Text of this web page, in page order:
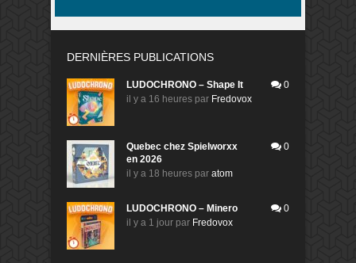
DERNIÈRES PUBLICATIONS
LUDOCHRONO – Shape It
il y a 16 heures par Fredovox
0
Quebec chez Spielworxx
en 2026
il y a 18 heures par atom
0
LUDOCHRONO – Minero
il y a 1 jour par Fredovox
0